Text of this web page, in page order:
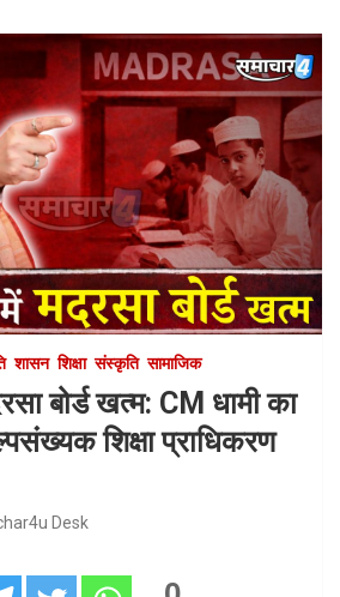
शासन शिक्षा संस्कृति सामाजिक
बोर्ड खत्म: CM धामी का
शिक्षा प्राधिकरण
Desk